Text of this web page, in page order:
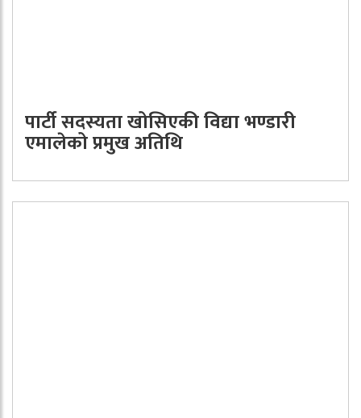
पार्टी सदस्यता खोसिएकी विद्या भण्डारी
एमालेको प्रमुख अतिथि